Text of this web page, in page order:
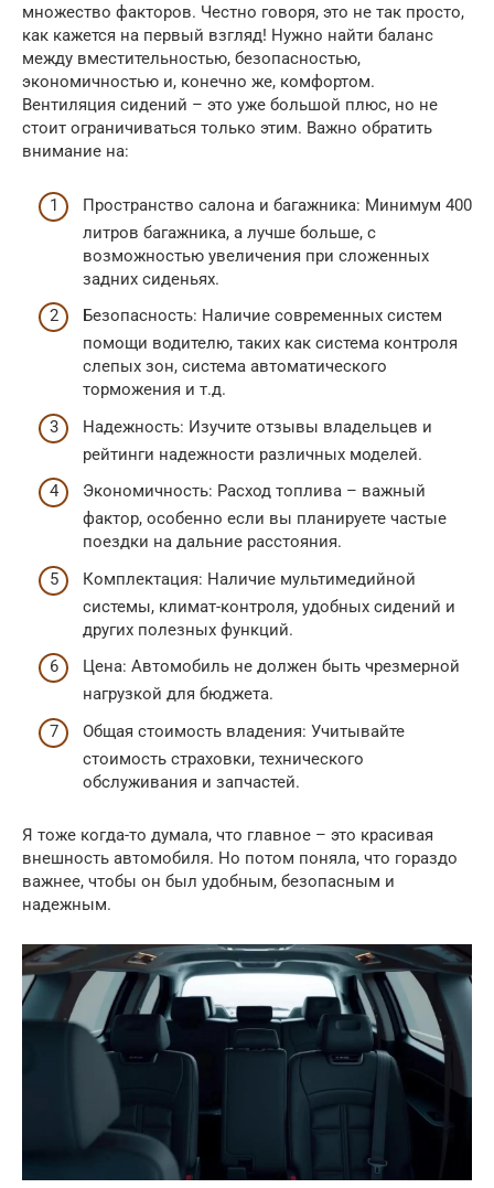
множество факторов. Честно говоря, это не так просто,
как кажется на первый взгляд! Нужно найти баланс
между вместительностью, безопасностью,
экономичностью и, конечно же, комфортом.
Вентиляция сидений – это уже большой плюс, но не
стоит ограничиваться только этим. Важно обратить
внимание на:
Пространство салона и багажника: Минимум 400
литров багажника, а лучше больше, с
возможностью увеличения при сложенных
задних сиденьях.
Безопасность: Наличие современных систем
помощи водителю, таких как система контроля
слепых зон, система автоматического
торможения и т.д.
Надежность: Изучите отзывы владельцев и
рейтинги надежности различных моделей.
Экономичность: Расход топлива – важный
фактор, особенно если вы планируете частые
поездки на дальние расстояния.
Комплектация: Наличие мультимедийной
системы, климат-контроля, удобных сидений и
других полезных функций.
Цена: Автомобиль не должен быть чрезмерной
нагрузкой для бюджета.
Общая стоимость владения: Учитывайте
стоимость страховки, технического
обслуживания и запчастей.
Я тоже когда-то думала, что главное – это красивая
внешность автомобиля. Но потом поняла, что гораздо
важнее, чтобы он был удобным, безопасным и
надежным.